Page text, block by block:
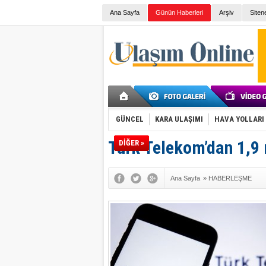
Ana Sayfa Günün Haberleri Arşiv
GÜNCEL KARA ULAŞIMI HAVA YOLLARI
DİĞER »
Türk Telekom’dan
Ana Sayfa » HABERLEŞME